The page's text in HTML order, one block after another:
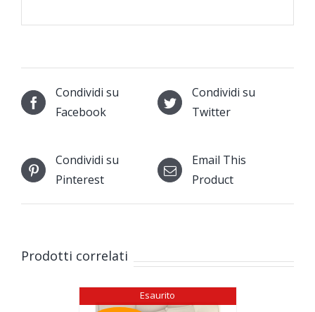
Condividi su
Facebook
Condividi su
Twitter
Condividi su
Pinterest
Email This
Product
Prodotti correlati
Esaurito